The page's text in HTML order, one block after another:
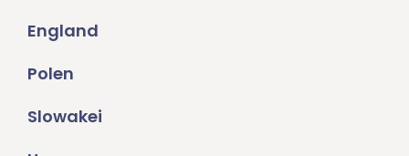
England
Polen
Slowakei